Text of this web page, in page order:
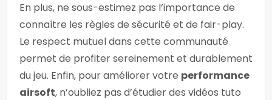
En plus, ne sous-estimez pas l’importance de
connaître les règles de sécurité et de fair-play.
Le respect mutuel dans cette communauté
permet de profiter sereinement et durablement
du jeu. Enfin, pour améliorer votre performance
airsoft, n’oubliez pas d’étudier des vidéos tuto